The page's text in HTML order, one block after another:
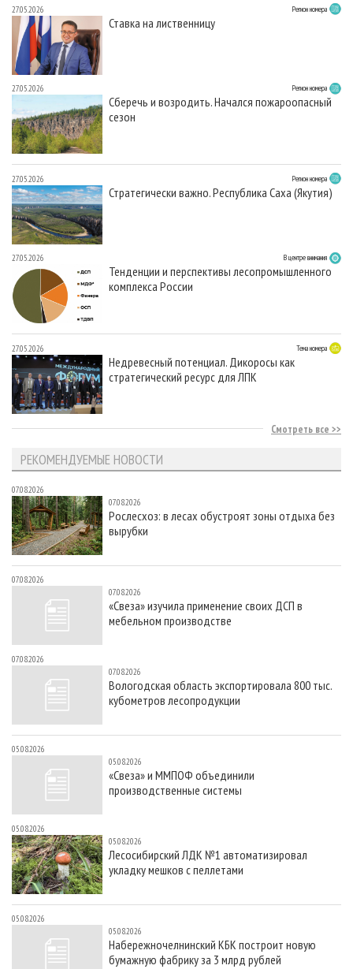
27.05.2026 Регион номера
Ставка на лиственницу
27.05.2026 Регион номера
Сберечь и возродить. Начался пожароопасный
сезон
27.05.2026 Регион номера
Стратегически важно. Республика Саха (Якутия)
27.05.2026 В центре внимания
Тенденции и перспективы лесопромышленного
комплекса России
27.05.2026 Тема номера
Недревесный потенциал. Дикоросы как
стратегический ресурс для ЛПК
Смотреть все
РЕКОМЕНДУЕМЫЕ НОВОСТИ
07.08.2026
07.08.2026
Рослесхоз: в лесах обустроят зоны отдыха без
вырубки
07.08.2026
07.08.2026
«Свеза» изучила применение своих ДСП в
мебельном производстве
07.08.2026
07.08.2026
Вологодская область экспортировала 800 тыс.
кубометров лесопродукции
05.08.2026
05.08.2026
«Свеза» и ММПОФ объединили
производственные системы
05.08.2026
05.08.2026
Лесосибирский ЛДК №1 автоматизировал
укладку мешков с пеллетами
05.08.2026
05.08.2026
Набережночелнинский КБК построит новую
бумажную фабрику за 3 млрд рублей